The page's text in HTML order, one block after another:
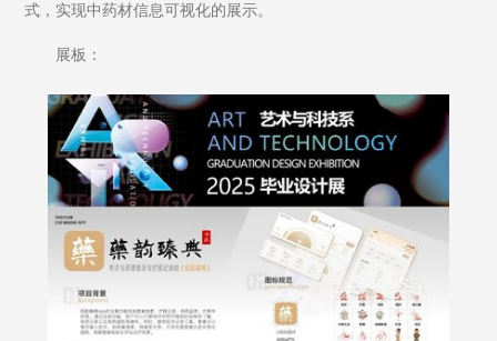
式，实现中药材信息可视化的展示。
展板：